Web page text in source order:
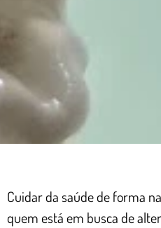
Cuidar da saúde de forma
quem está em busca de